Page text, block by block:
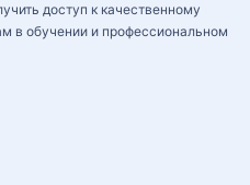
доступ к качественному
в обучении и профессиональном